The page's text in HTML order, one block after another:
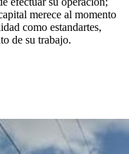
merece al momento
como estandartes,
de su trabajo.